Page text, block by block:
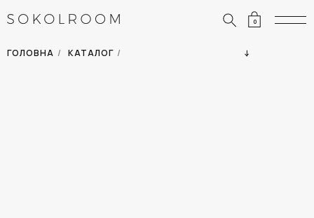
0
ГОЛОВНА / КАТАЛОГ /